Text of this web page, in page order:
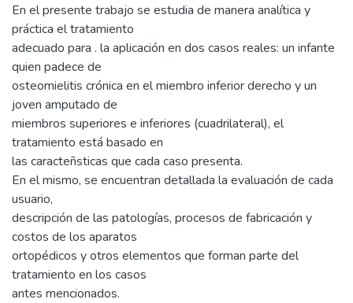
En el presente trabajo se estudia de manera analítica y
práctica el tratamiento
adecuado para . la aplicación en dos casos reales: un infante
quien padece de
osteomielitis crónica en el miembro inferior derecho y un
joven amputado de
miembros superiores e inferiores (cuadrilateral), el
tratamiento está basado en
las caracteñsticas que cada caso presenta.
En el mismo, se encuentran detallada la evaluación de cada
usuario,
descripción de las patologías, procesos de fabricación y
costos de los aparatos
ortopédicos y otros elementos que forman parte del
tratamiento en los casos
antes mencionados.